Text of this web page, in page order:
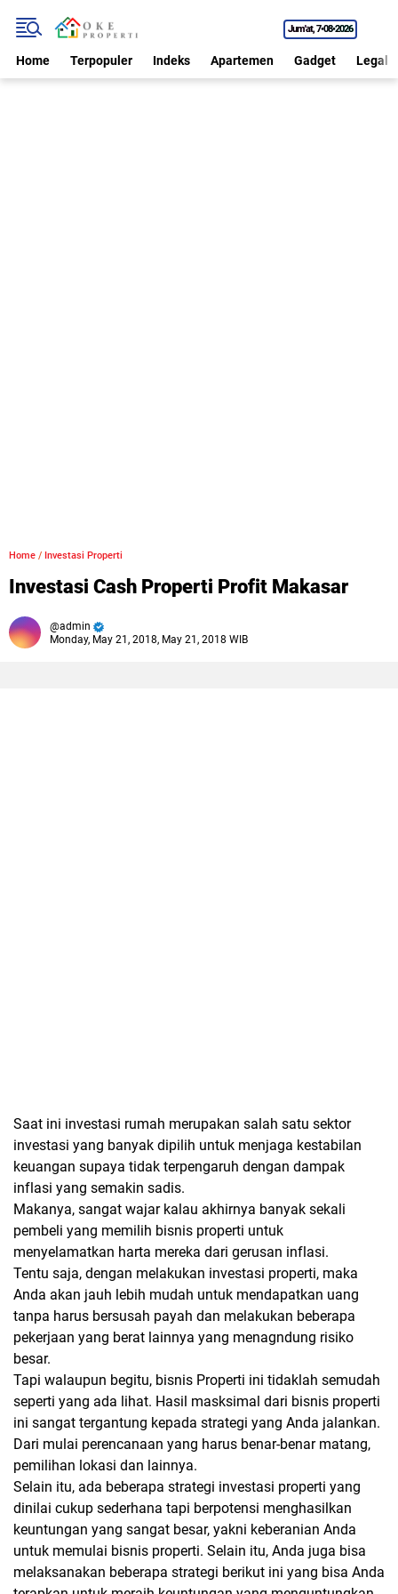
Jum'at 7•08•2026
Home Terpopuler Indeks Apartemen Gadget Legal
Home / Investasi Properti
Investasi Cash Properti Profit Makasar
admin
Monday, May 21, 2018, May 21, 2018 WIB
Saat ini investasi rumah merupakan salah satu sektor
investasi yang banyak dipilih untuk menjaga kestabilan
keuangan supaya tidak terpengaruh dengan dampak
inflasi yang semakin sadis.
Makanya, sangat wajar kalau akhirnya banyak sekali
pembeli yang memilih bisnis properti untuk
menyelamatkan harta mereka dari gerusan inflasi.
Tentu saja, dengan melakukan investasi properti, maka
Anda akan jauh lebih mudah untuk mendapatkan uang
tanpa harus bersusah payah dan melakukan beberapa
pekerjaan yang berat lainnya yang menagndung risiko
besar.
Tapi walaupun begitu, bisnis Properti ini tidaklah semudah
seperti yang ada lihat. Hasil masksimal dari bisnis properti
ini sangat tergantung kepada strategi yang Anda jalankan.
Dari mulai perencanaan yang harus benar-benar matang,
pemilihan lokasi dan lainnya.
Selain itu, ada beberapa strategi investasi properti yang
dinilai cukup sederhana tapi berpotensi menghasilkan
keuntungan yang sangat besar, yakni keberanian Anda
untuk memulai bisnis properti. Selain itu, Anda juga bisa
melaksanakan beberapa strategi berikut ini yang bisa Anda